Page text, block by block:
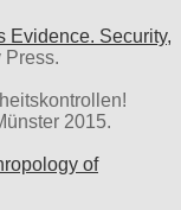
Evidence. Security,
Press.
2015.
of